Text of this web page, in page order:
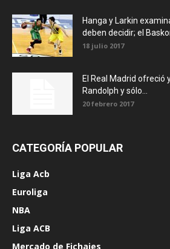
Hanga y Larkin
deben decidir; el
18 julio 2017
El Real Madrid ofreció
Randolph y sólo...
20 febrero 2017
CATEGORÍA POPULAR
Liga Acb
Euroliga
NBA
Liga ACB
Mercado de Fichajes